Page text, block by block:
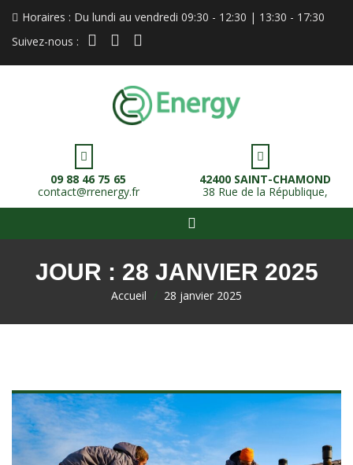
Horaires : Du lundi au vendredi 09:30 - 12:30 | 13:30 - 17:30
Suivez-nous :
instagramlinkedinfacebook
09 88 46 75 65
contact@rrenergy.fr
42400 SAINT-CHAMOND
38 Rue de la République,
JOUR : 28 JANVIER 2025
Accueil 28 janvier 2025